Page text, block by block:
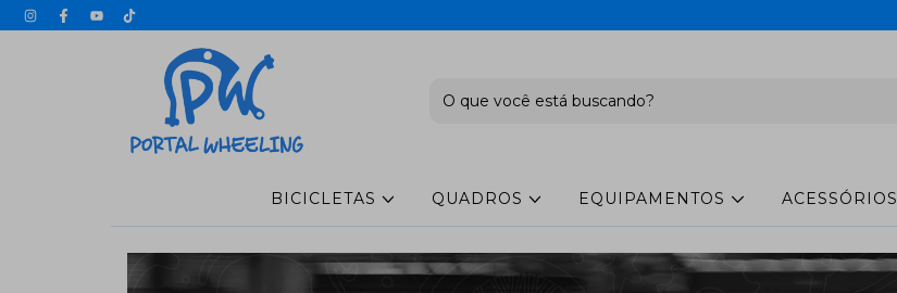
BICICLETAS QUADROS EQUIPAMENTOS ACESSÓRIOS